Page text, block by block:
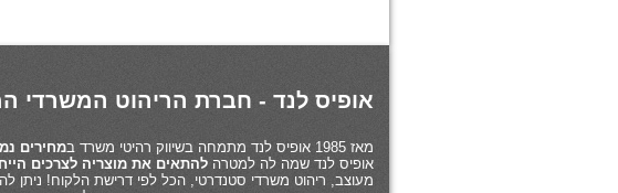
אופיס לנד - חברת הריהוט המשרדי
מאז 1985 אופיס לנד מתמחה בשיווק רהיטי משרד ב מחירים
אופיס לנד שמה לה למטרה להתאים את מוצריה לצרכים
מעוצב, ריהוט משרדי סטנדרטי, הכל לפי דרישת הלקוח! ניתן